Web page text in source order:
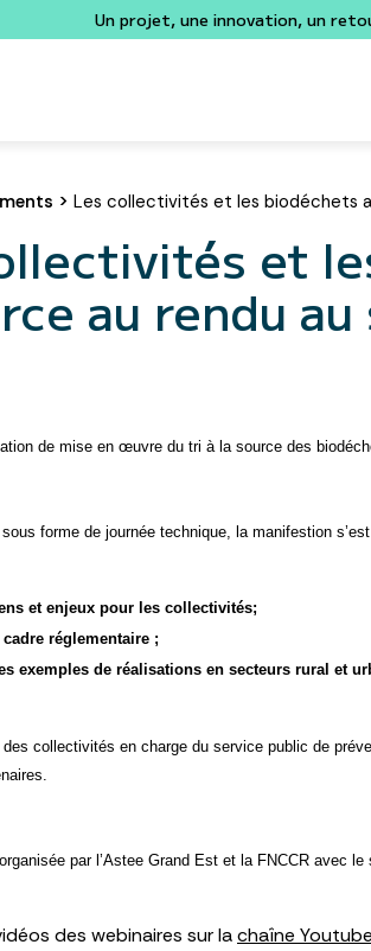
Un projet, une innovation, un
> Les collectivités et les biodéchets
et
au rendu au
de mise en œuvre du tri à la source des
sous forme de journée technique, la manifestion
et enjeux pour les collectivités;
réglementaire ;
exemples de réalisations en secteurs rural et
collectivités en charge du service public de
par l’Astee Grand Est et la FNCCR avec
des webinaires sur lachaîne